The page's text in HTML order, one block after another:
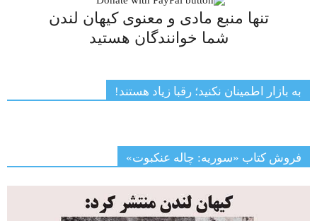
تنها منبع مادی و معنوی کیهان لندن
شما خوانندگان هستید
به بازار اطمینان نکنید؛ رقبا زیاد هستند!
فروش کتاب «سوریه: چاله عنکبوت»